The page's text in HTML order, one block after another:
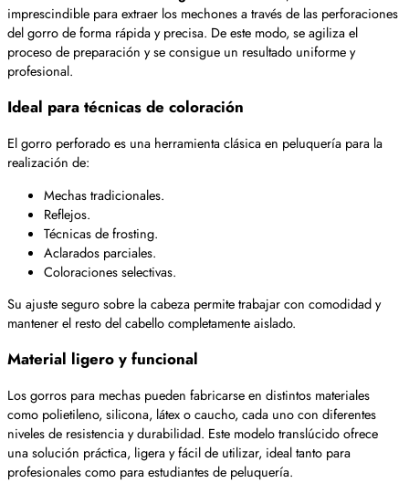
imprescindible para extraer los mechones a través de las perforaciones
del gorro de forma rápida y precisa. De este modo, se agiliza el
proceso de preparación y se consigue un resultado uniforme y
profesional.
Ideal para técnicas de coloración
El gorro perforado es una herramienta clásica en peluquería para la
realización de:
Mechas tradicionales.
Reflejos.
Técnicas de frosting.
Aclarados parciales.
Coloraciones selectivas.
Su ajuste seguro sobre la cabeza permite trabajar con comodidad y
mantener el resto del cabello completamente aislado.
Material ligero y funcional
Los gorros para mechas pueden fabricarse en distintos materiales
como polietileno, silicona, látex o caucho, cada uno con diferentes
niveles de resistencia y durabilidad. Este modelo translúcido ofrece
una solución práctica, ligera y fácil de utilizar, ideal tanto para
profesionales como para estudiantes de peluquería.